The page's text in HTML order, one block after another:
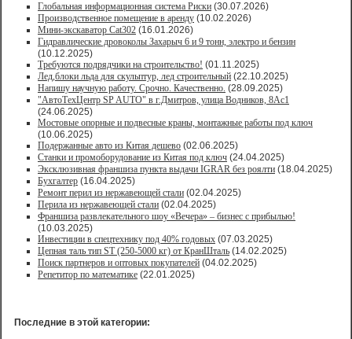
Глобальная информационная система Риски (30.07.2026)
Производственное помещение в аренду (10.02.2026)
Мини-экскаватор Cat302 (16.01.2026)
Гидравлические дровоколы Захарыч 6 и 9 тонн, электро и бензин
(10.12.2025)
Требуются подрядчики на строительство! (01.11.2025)
Лед,блоки льда для скульптур, лед строительный (22.10.2025)
Напишу научную работу. Срочно. Качественно. (28.09.2025)
"АвтоТехЦентр SP AUTO" в г.Дмитров, улица Водников, 8Ас1
(24.06.2025)
Мостовые опорные и подвесные краны, монтажные работы под ключ
(10.06.2025)
Подержанные авто из Китая дешево (02.06.2025)
Станки и промоборудование из Китая под ключ (24.04.2025)
Эксклюзивная франшиза пункта выдачи IGRAR без роялти (18.04.2025)
Бухгалтер (16.04.2025)
Ремонт перил из нержавеющей стали (02.04.2025)
Перила из нержавеющей стали (02.04.2025)
Франшиза развлекательного шоу «Вечера» – бизнес с прибылью!
(10.03.2025)
Инвестиции в спецтехнику под 40% годовых (07.03.2025)
Цепная таль тип ST (250-5000 кг) от КранШталь (14.02.2025)
Поиск партнеров и оптовых покупателей (04.02.2025)
Репетитор по математике (22.01.2025)
Последние в этой категории: